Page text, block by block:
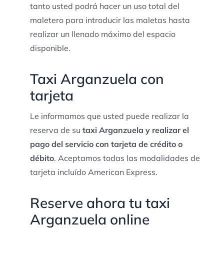
tanto usted podrá hacer un uso total del
maletero para introducir las maletas hasta
realizar un llenado máximo del espacio
disponible.
Taxi Arganzuela con
tarjeta
Le informamos que usted puede realizar la
reserva de su taxi Arganzuela y realizar el
pago del servicio con tarjeta de crédito o
débito. Aceptamos todas las modalidades de
tarjeta incluído American Express.
Reserve ahora tu taxi
Arganzuela online